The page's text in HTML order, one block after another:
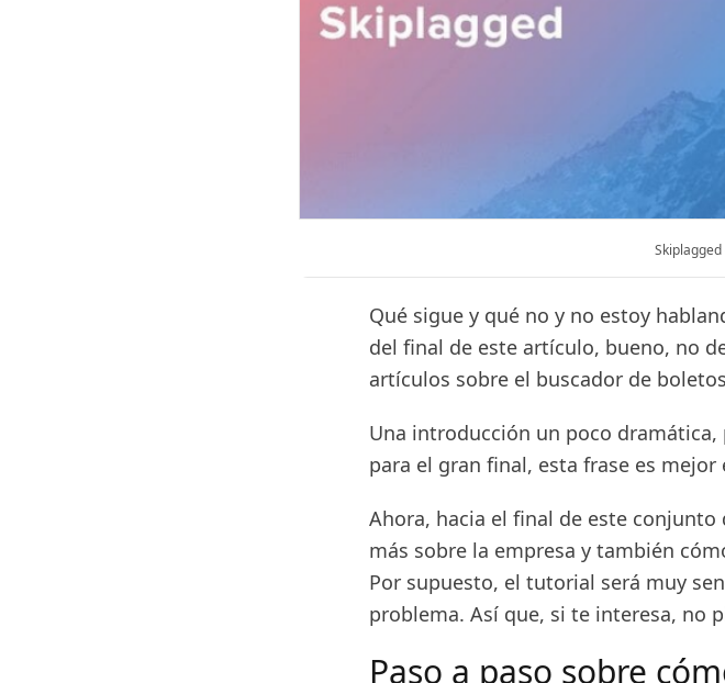
Skiplagged
Qué sigue y qué no y no estoy
del final de este artículo, bueno, no
artículos sobre el buscador de
Una introducción un poco
para el gran final, esta frase es
Ahora, hacia el final de este
más sobre la empresa y también
Por supuesto, el tutorial será muy
problema. Así que, si te interesa, no
Paso a paso sobre